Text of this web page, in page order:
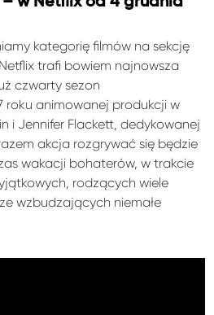
kategorię filmów na sekcję
trafi bowiem najnowsza
czwarty sezon
roku animowanej produkcji w
i Jennifer Flackett, dedykowanej
akcja rozgrywać się będzie
wakacji bohaterów, w trakcie
rodzących wiele
wzbudzających niemałe